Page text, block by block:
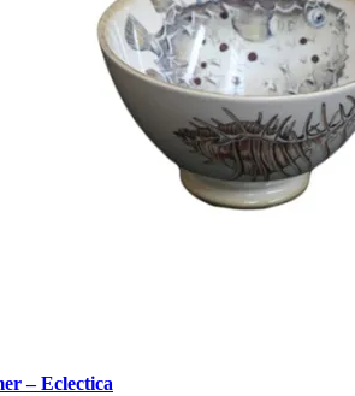
– Eclectica